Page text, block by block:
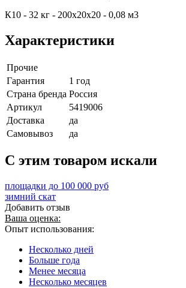
К10 - 32 кг - 200х20х20 - 0,08 м3
Характеристики
Прочие
Гарантия
1 год
Страна бренда Россия
Артикул
5419006
Доставка
да
Самовывоз
да
C этим товаром искали
площадки до 100 000 руб
зимний скат
Добавить отзыв
Ваша оценка:
Опыт использования:
Несколько дней
Больше года
Менее месяца
Несколько месяцев